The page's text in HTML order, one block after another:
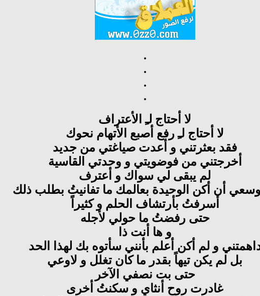
.
.
.
.
لا أحتاج لـِ الأعتراف
لا أحتاج لـِ رفع أصبع الأتهام نحوك
فقد بعثرتني و أعدت صياغتي من جديد
أخرجتني من فوضويتي و وحدتي القاسية
لم يبقى لي سواك و أعترف
أن أكن الوحيدة بعالمك ما تفانيتُ بطلب ذلك
أسرفتُ بأرتشاف الحلم و كثيراً
حتى رفضتُ ما حولي لأجله
و ها أنت ذا
و لم أكن أعلم بأنني سأتوه بك لهذا الحد
بل لم يكن تيهاً بقدر ما كان تغلل و لاوعي
حتى بت نصفي الآخر
غادرت روح أنثاي و سكنتُ أخرى